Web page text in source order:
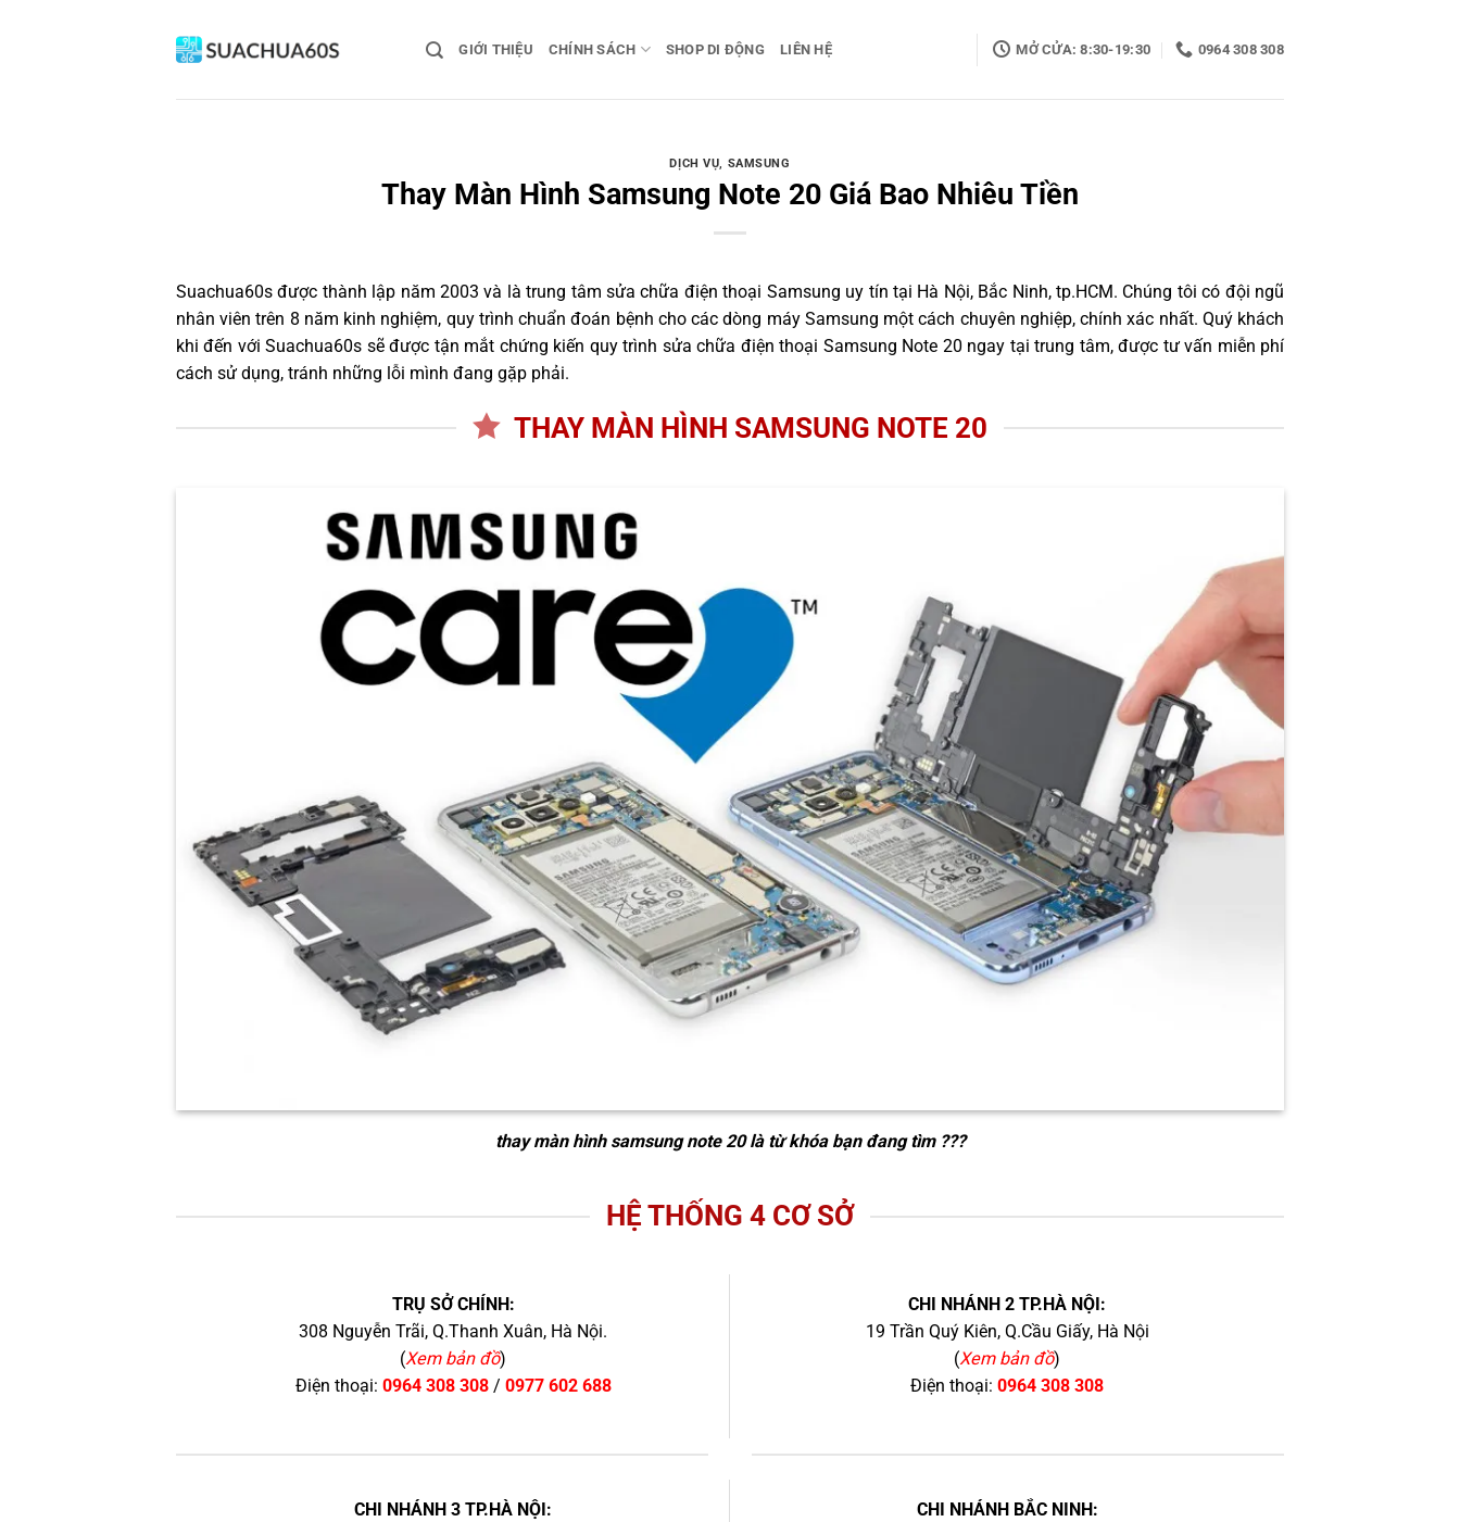
GIỚI THIỆU CHÍNH SÁCH SHOP DI ĐỘNG LIÊN HỆ MỞ CỬA: 8:30-19:30 0964 308 308
DỊCH VỤ, SAMSUNG
Thay Màn Hình Samsung Note 20 Giá Bao Nhiêu Tiền
Suachua60s được thành lập năm 2003 và là trung tâm sửa chữa điện thoại Samsung uy tín tại Hà Nội, Bắc Ninh, tp.HCM. Chúng tôi có đội ngũ
nhân viên trên 8 năm kinh nghiệm, quy trình chuẩn đoán bệnh cho các dòng máy Samsung một cách chuyên nghiệp, chính xác nhất. Quý khách
khi đến với Suachua60s sẽ được tận mắt chứng kiến quy trình sửa chữa điện thoại Samsung Note 20 ngay tại trung tâm, được tư vấn miễn phí
cách sử dụng, tránh những lỗi mình đang gặp phải.
THAY MÀN HÌNH SAMSUNG NOTE 20
thay màn hình samsung note 20là từ khóa bạn đang tìm ???
HỆ THỐNG 4 CƠ SỞ
TRỤ SỞ CHÍNH:
308 Nguyễn Trãi, Q.Thanh Xuân, Hà Nội.
(Xem bản đồ)
Điện thoại: 0964 308 308/ 0977 602 688
CHI NHÁNH 2 TP.HÀ NỘI:
19 Trần Quý Kiên, Q.Cầu Giấy, Hà Nội
(Xem bản đồ)
Điện thoại: 0964 308 308
CHI NHÁNH 3 TP.HÀ NỘI:
CHI NHÁNH BẮC NINH: